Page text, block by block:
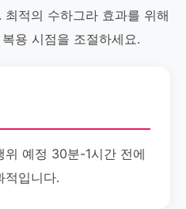
적의 수하그라 효과를 위해
용 시점을 조절하세요.
위 예정 30분-1시간 전에
적입니다.